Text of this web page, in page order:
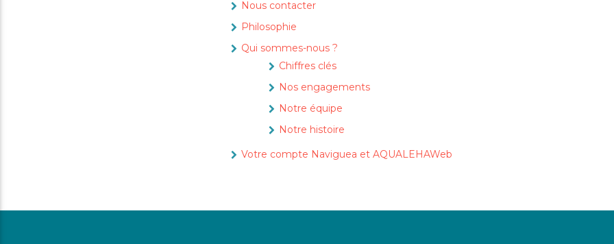
Nous contacter
Philosophie
Qui sommes-nous ?
Chiffres clés
Nos engagements
Notre équipe
Notre histoire
Votre compte Naviguea et AQUALEHAWeb